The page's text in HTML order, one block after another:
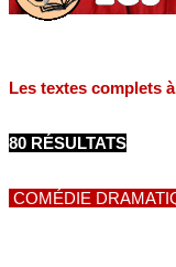
Les textes complets
80 RÉSULTATS
COMÉDIE